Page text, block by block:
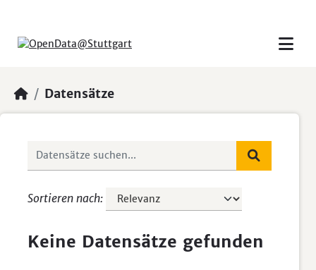
Datensätze
Sortieren nach
Keine Datensätze gefunden